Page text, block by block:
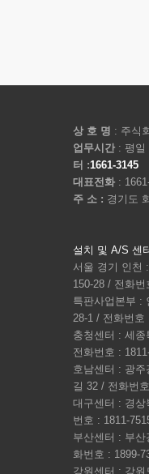
상 호 명 : 주식
업무시간 : 평일
터 :1661-3145
대표전화 :
주 소 : 경기도
설치 및 A/S 센
서울 경기 인천
150-28 / 전화
특판사업본부 :
28-1 / 전화번호
충청센터 : 세
전화번호 :
호남센터 : 광주
길 32 / 전화번
대구센터 : 경상
번호 : 1811-
부산센터 : 부산
화번호 : 1899-
강원센터 : 강원